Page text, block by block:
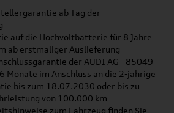
ab Tag der
auf die Hochvoltbatterie für 8 Jahre
ab erstmaliger Auslieferung
der AUDI AG - 85049
Monate im Anschluss an die 2-jährige
bis zum 18.07.2030 oder bis zu
von 100.000 km
zum Fahrzeug finden Sie